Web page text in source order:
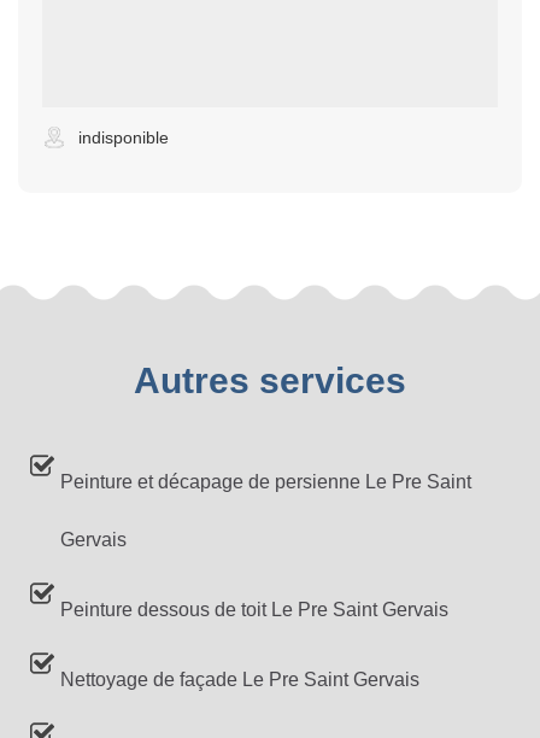
indisponible
Autres services
Peinture et décapage de persienne Le Pre Saint
Gervais
Peinture dessous de toit Le Pre Saint Gervais
Nettoyage de façade Le Pre Saint Gervais